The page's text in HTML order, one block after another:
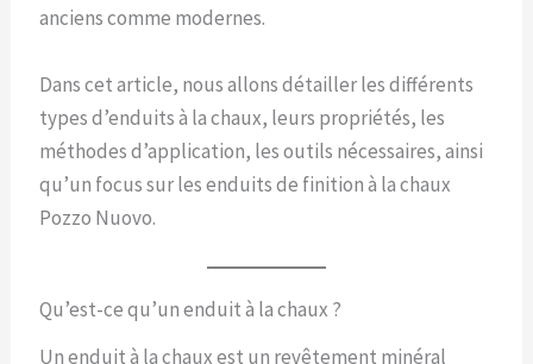
anciens comme modernes.
Dans cet article, nous allons détailler les différents
types d’enduits à la chaux, leurs propriétés, les
méthodes d’application, les outils nécessaires, ainsi
qu’un focus sur les enduits de finition à la chaux
Pozzo Nuovo.
Qu’est-ce qu’un enduit à la chaux ?
Un enduit à la chaux est un revêtement minéral